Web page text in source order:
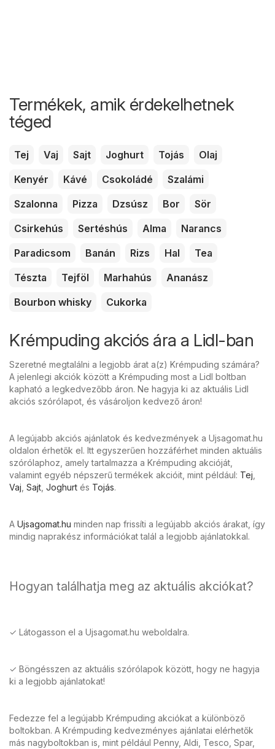
Termékek, amik érdekelhetnek
téged
Tej Vaj Sajt Joghurt Tojás
Olaj
Kenyér
Kávé Csokoládé
Szalámi
Szalonna
Pizza Dzsúsz Bor
Sör
Csirkehús
Sertéshús Alma
Narancs
Paradicsom
Banán Rizs Hal
Tea
Tészta
Tejföl Marhahús
Ananász
Bourbon whisky
Cukorka
Krémpuding akciós ára a Lidl-ban
Szeretné megtalálni a legjobb árat a(z) Krémpuding számára?
A jelenlegi akciók között a Krémpuding most a Lidl boltban
kapható a legkedvezőbb áron. Ne hagyja ki az aktuális Lidl
akciós szórólapot, és vásároljon kedvező áron!
A legújabb akciós ajánlatok és kedvezmények a Ujsagomat.hu
oldalon érhetők el. Itt egyszerűen hozzáférhet minden aktuális
szórólaphoz, amely tartalmazza a Krémpuding akcióját,
valamint egyéb népszerű termékek akcióit, mint például: Tej
Vaj Sajt Joghurt és Tojás.
A Ujsagomat.hu minden nap frissíti a legújabb akciós árakat, így
mindig naprakész információkat talál a legjobb ajánlatokkal.
Hogyan találhatja meg az aktuális akciókat?
✓ Látogasson el a Ujsagomat.hu weboldalra.
✓ Böngésszen az aktuális szórólapok között, hogy ne hagyja
ki a legjobb ajánlatokat!
Fedezze fel a legújabb Krémpuding akciókat a különböző
boltokban. A Krémpuding kedvezményes ajánlatai elérhetők
más nagyboltokban is, mint például Penny, Aldi, Tesco, Spar,